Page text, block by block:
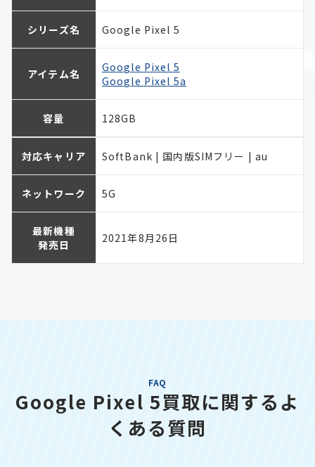
シリーズ名 Google Pixel 5
アイテム名
Google Pixel 5
Google Pixel 5a
容量 128GB
対応キャリア SoftBank | 国内版SIMフリー | au
ネットワーク 5G
最新機種
発売日
2021年8月26日
FAQ
Google Pixel 5買取に関するよ
くある質問